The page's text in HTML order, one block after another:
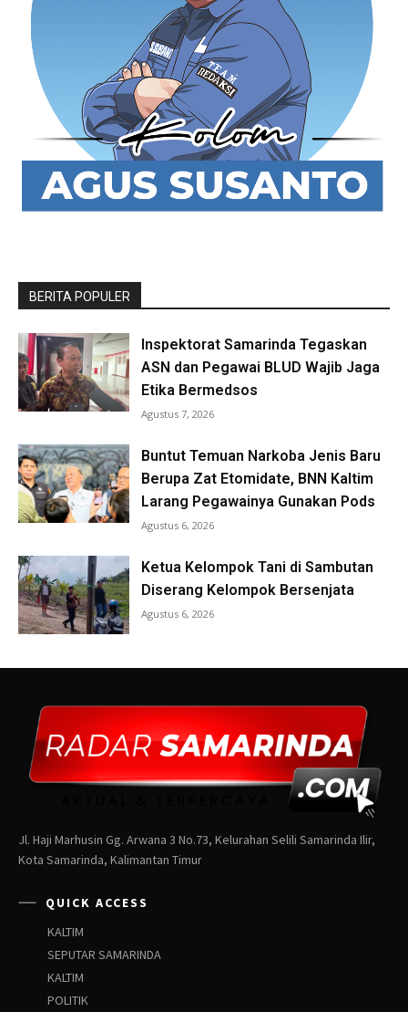
Jl. Haji Marhusin Gg. Arwana 3 No.73, Kelurahan Selili Samarinda Ilir,
Kota Samarinda, Kalimantan Timur
QUICK ACCESS
KALTIM
SEPUTAR SAMARINDA
KALTIM
POLITIK